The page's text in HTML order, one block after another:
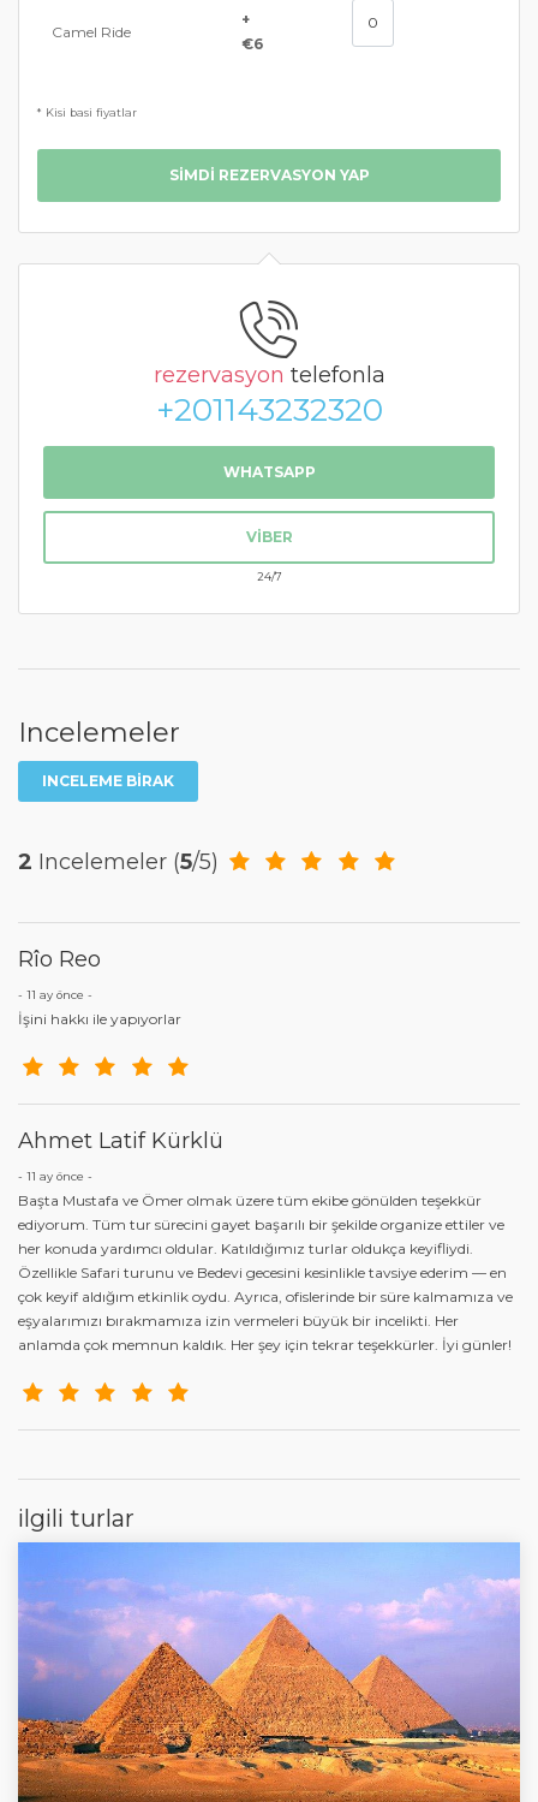
Camel Ride
+
€6
* Kisi basi fiyatlar
SIMDI REZERVASYON YAP
rezervasyon telefonla
+201143232320
WHATSAPP
VIBER
24/7
Incelemeler
INCELEME BIRAK
2 Incelemeler (5/5)
Rîo Reo
- 11 ay önce -
İşini hakkı ile yapıyorlar
Ahmet Latif Kürklü
- 11 ay önce -
Başta Mustafa ve Ömer olmak üzere tüm ekibe gönülden teşekkür
ediyorum. Tüm tur sürecini gayet başarılı bir şekilde organize ettiler ve
her konuda yardımcı oldular. Katıldığımız turlar oldukça keyifliydi.
Özellikle Safari turunu ve Bedevi gecesini kesinlikle tavsiye ederim — en
çok keyif aldığım etkinlik oydu. Ayrıca, ofislerinde bir süre kalmamıza ve
eşyalarımızı bırakmamıza izin vermeleri büyük bir incelikti. Her
anlamda çok memnun kaldık. Her şey için tekrar teşekkürler. İyi günler!
ilgili turlar